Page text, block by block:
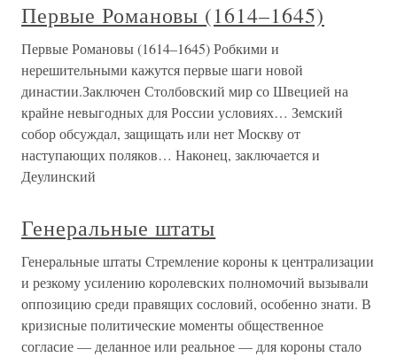
Первые Романовы (1614–1645)
Первые Романовы (1614–1645) Робкими и
нерешительными кажутся первые шаги новой
династии.Заключен Столбовский мир со Швецией на
крайне невыгодных для России условиях… Земский
собор обсуждал, защищать или нет Москву от
наступающих поляков… Наконец, заключается и
Деулинский
Генеральные штаты
Генеральные штаты Стремление короны к централизации
и резкому усилению королевских полномочий вызывали
оппозицию среди правящих сословий, особенно знати. В
кризисные политические моменты общественное
согласие — деланное или реальное — для короны стало